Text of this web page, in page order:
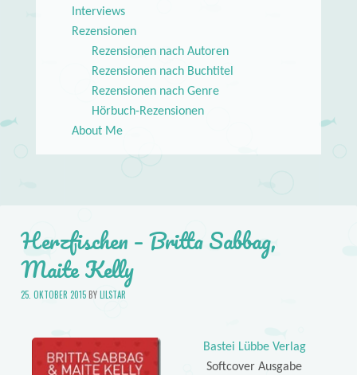
Interviews
Rezensionen
Rezensionen nach Autoren
Rezensionen nach Buchtitel
Rezensionen nach Genre
Hörbuch-Rezensionen
About Me
Herzfischen – Britta Sabbag,
Maite Kelly
25. OKTOBER 2015BYLILSTAR
Bastei Lübbe Verlag
Softcover Ausgabe